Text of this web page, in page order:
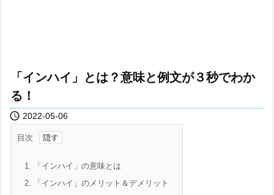
「インハイ」とは？意味と例文が３秒でわか
る！
 2022-05-06
目次
1. 「インハイ」の意味とは
2. 「インハイ」のメリット＆デメリット